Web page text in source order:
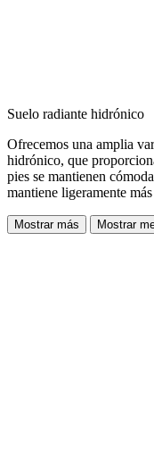
Suelo radiante hidrónico
Ofrecemos una amplia
hidrónico, que
pies se mantienen
mantiene ligeramente
Mostrar más Mostrar